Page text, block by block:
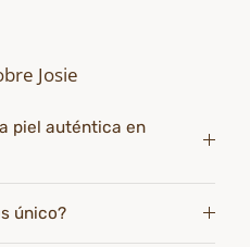
Josie
piel auténtica en
único?